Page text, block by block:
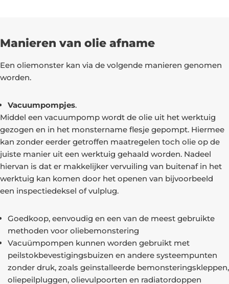
Manieren van olie afname
Een oliemonster kan via de volgende manieren genomen
worden.
Vacuumpompjes.
Middel een vacuumpomp wordt de olie uit het werktuig
gezogen en in het monstername flesje gepompt. Hiermee
kan zonder eerder getroffen maatregelen toch olie op de
juiste manier uit een werktuig gehaald worden. Nadeel
hiervan is dat er makkelijker vervuiling van buitenaf in het
werktuig kan komen door het openen van bijvoorbeeld
een inspectiedeksel of vulplug.
Goedkoop, eenvoudig en een van de meest gebruikte
methoden voor oliebemonstering
Vacuümpompen kunnen worden gebruikt met
peilstokbevestigingsbuizen en andere systeempunten
zonder druk, zoals geïnstalleerde bemonsteringskleppen,
oliepeilpluggen, olievulpoorten en radiatordoppen